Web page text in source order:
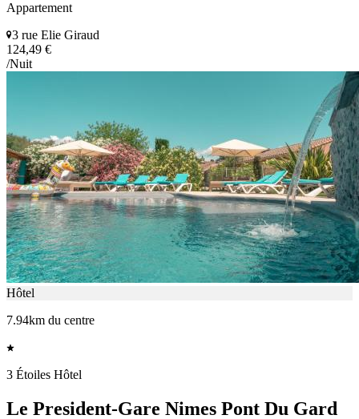
Appartement
3 rue Elie Giraud
124,49 €
/Nuit
Hôtel
7.94km du centre
3 Étoiles Hôtel
Le President-Gare Nimes Pont Du Gard